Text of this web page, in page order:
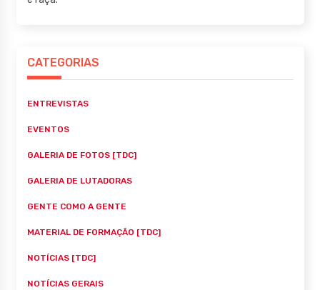
CATEGORIAS
ENTREVISTAS
EVENTOS
GALERIA DE FOTOS [TDC]
GALERIA DE LUTADORAS
GENTE COMO A GENTE
MATERIAL DE FORMAÇÃO [TDC]
NOTÍCIAS [TDC]
NOTÍCIAS GERAIS